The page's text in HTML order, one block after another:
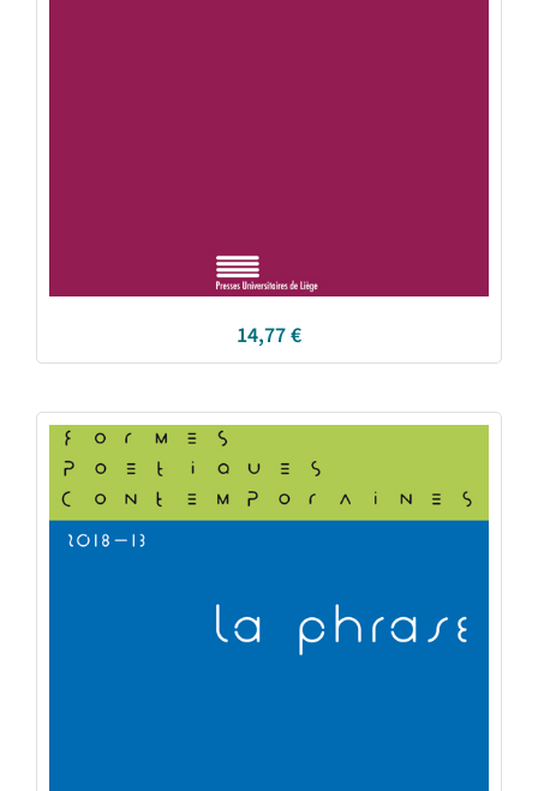
14,77€